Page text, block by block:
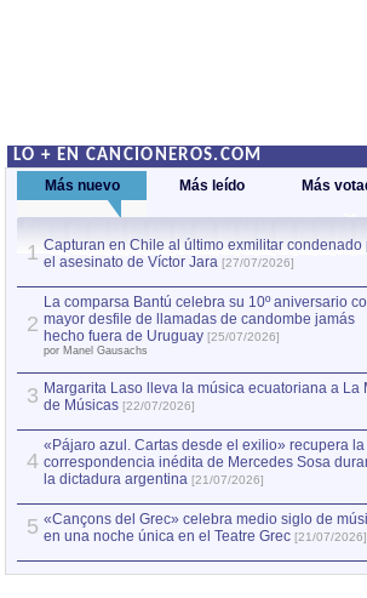
LO + EN CANCIONEROS.COM
Más nuevo Más leído Más
1 Capturan en Chile al último exmilitar condenado
el asesinato de Víctor Jara [27/07/2026]
2
La comparsa Bantú celebra su 10º aniversario
mayor desfile de llamadas de candombe jamás
hecho fuera de Uruguay [25/07/2026]
por Manel Gausachs
3 Margarita Laso lleva la música ecuatoriana a La
de Músicas [22/07/2026]
4
«Pájaro azul. Cartas desde el exilio» recupera la
correspondencia inédita de Mercedes Sosa
la dictadura argentina [21/07/2026]
5 «Cançons del Grec» celebra medio siglo de
en una noche única en el Teatre Grec [21/07/2026]